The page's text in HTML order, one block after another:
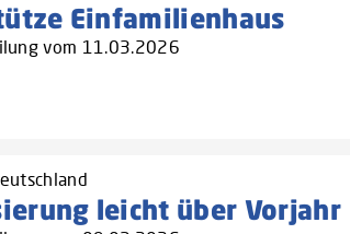
Einfamilienhaus
vom 11.03.2026
leicht über Vorjahr